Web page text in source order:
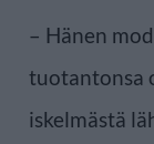
– Hänen
tuotantonsa
iskelmästä